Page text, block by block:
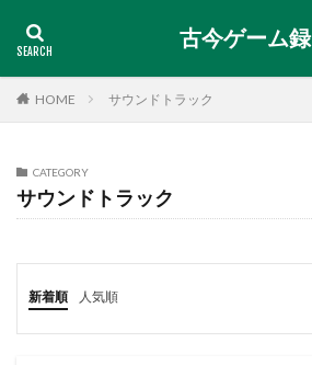
古今ゲーム録
HOME サウンドトラック
CATEGORY
サウンドトラック
新着順 人気順